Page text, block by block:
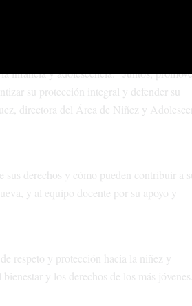
acercar información a los
infancia y adolescencia. “Juntos,
su protección integral y defender su
directora del Área de Niñez y
derechos y cómo pueden contribuir a
y al equipo docente por su apoyo y
respeto y protección hacia la niñez y
y los derechos de los más jóvenes.